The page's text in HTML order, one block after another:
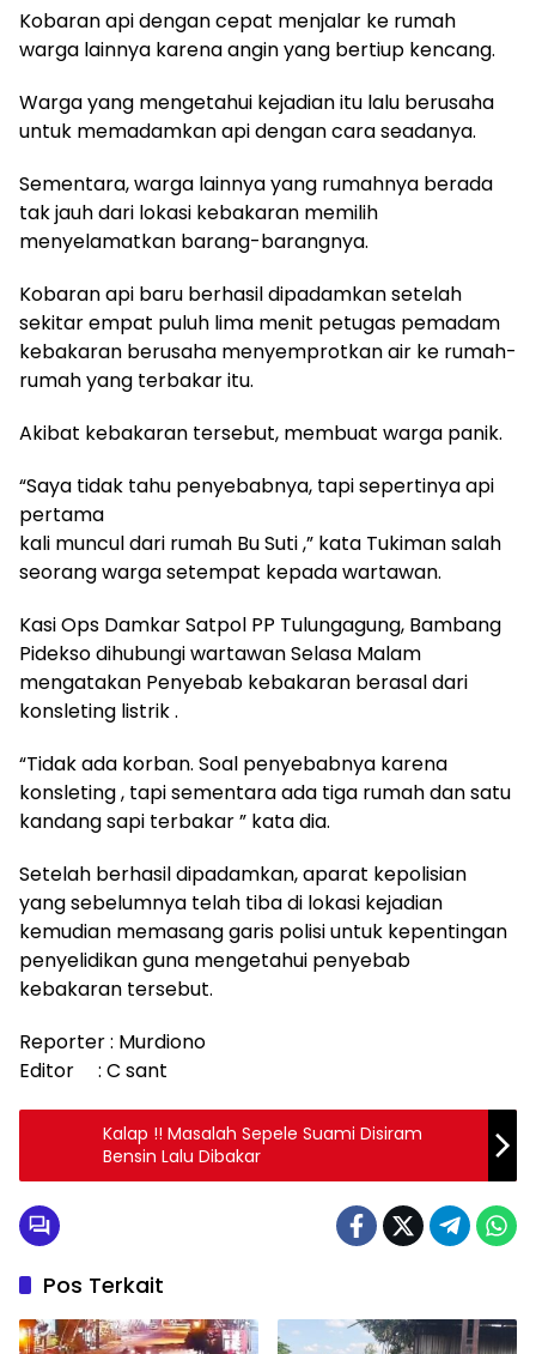
Kobaran api dengan cepat menjalar ke rumah
warga lainnya karena angin yang bertiup kencang.
Warga yang mengetahui kejadian itu lalu berusaha
untuk memadamkan api dengan cara seadanya.
Sementara, warga lainnya yang rumahnya berada
tak jauh dari lokasi kebakaran memilih
menyelamatkan barang-barangnya.
Kobaran api baru berhasil dipadamkan setelah
sekitar empat puluh lima menit petugas pemadam
kebakaran berusaha menyemprotkan air ke rumah-
rumah yang terbakar itu.
Akibat kebakaran tersebut, membuat warga panik.
“Saya tidak tahu penyebabnya, tapi sepertinya api
pertama
kali muncul dari rumah Bu Suti ,” kata Tukiman salah
seorang warga setempat kepada wartawan.
Kasi Ops Damkar Satpol PP Tulungagung, Bambang
Pidekso dihubungi wartawan Selasa Malam
mengatakan Penyebab kebakaran berasal dari
konsleting listrik .
“Tidak ada korban. Soal penyebabnya karena
konsleting , tapi sementara ada tiga rumah dan satu
kandang sapi terbakar ” kata dia.
Setelah berhasil dipadamkan, aparat kepolisian
yang sebelumnya telah tiba di lokasi kejadian
kemudian memasang garis polisi untuk kepentingan
penyelidikan guna mengetahui penyebab
kebakaran tersebut.
Reporter : Murdiono
Editor : C sant
Kalap !! Masalah Sepele Suami Disiram
Bensin Lalu Dibakar
Pos Terkait